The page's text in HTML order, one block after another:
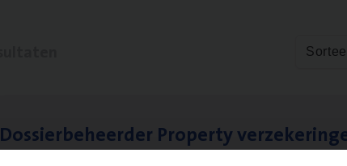
Dos­sier­be­heer­der Pro­per­ty